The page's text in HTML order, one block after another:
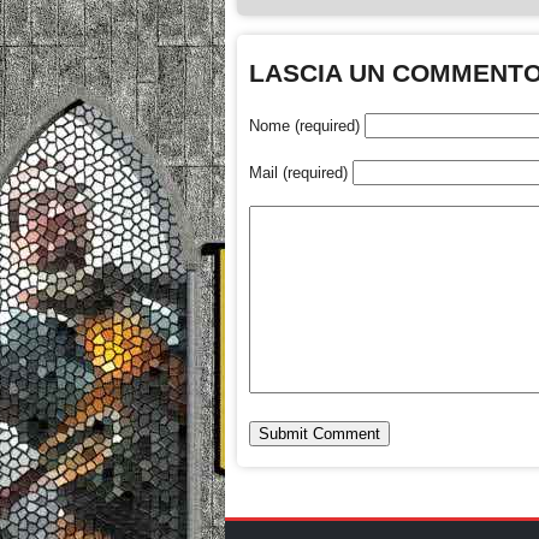
LASCIA UN
Nome (required)
Mail (required)